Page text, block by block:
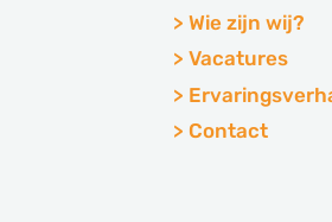
Wie zijn wij?
Vacatures
Contact